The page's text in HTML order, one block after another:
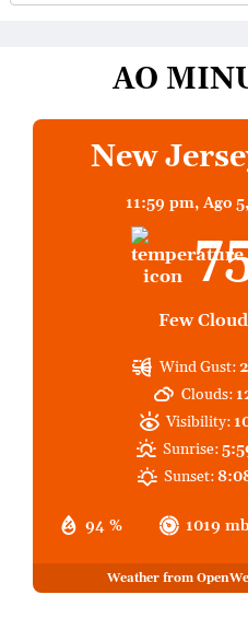
AO
New
11:59 pm, Ago
Few
94 % 1019 mb
Wind Gust:
Clouds:
Visibility:
Sunrise:
Sunset:
Weather from